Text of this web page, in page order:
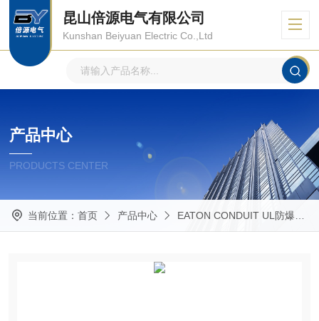
昆山倍源电气有限公司
Kunshan Beiyuan Electric Co.,Ltd
产品中心
PRODUCTS CENTER
当前位置： 首页 产品中心 EATON CONDUIT UL防爆管件